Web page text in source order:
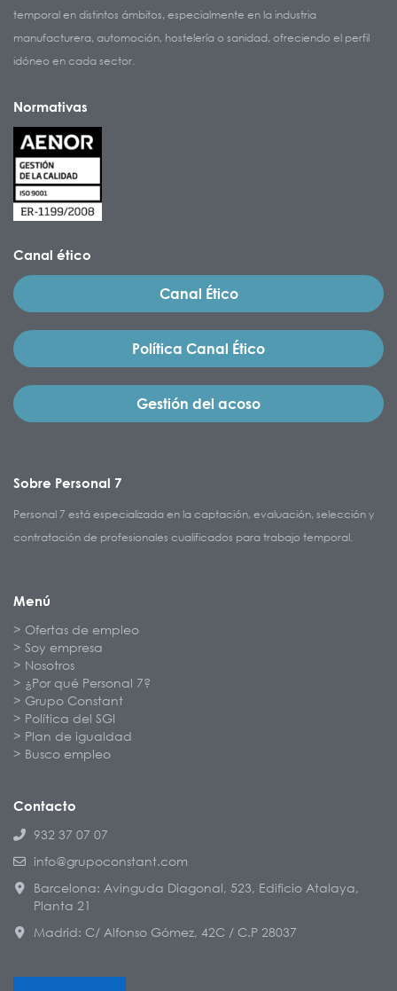
temporal en distintos ámbitos, especialmente en la industria
manufacturera, automoción, hostelería o sanidad, ofreciendo el perfil
idóneo en cada sector.
Normativas
Canal ético
Canal Ético
Política Canal Ético
Gestión del acoso
Sobre Personal 7
Personal 7 está especializada en la captación, evaluación, selección y
contratación de profesionales cualificados para trabajo temporal.
Menú
Ofertas de empleo
Soy empresa
Nosotros
¿Por qué Personal 7?
Grupo Constant
Política del SGI
Plan de igualdad
Busco empleo
Contacto
932 37 07 07
info@grupoconstant.com
Barcelona: Avinguda Diagonal, 523, Edificio Atalaya,
Planta 21
Madrid: C/ Alfonso Gómez, 42C / C.P 28037